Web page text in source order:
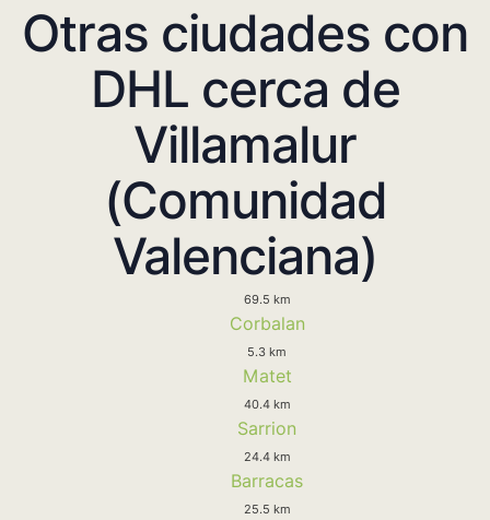
Otras ciudades con
DHL cerca de
Villamalur
(Comunidad
Valenciana)
69.5 km
Corbalan
5.3 km
Matet
40.4 km
Sarrion
24.4 km
Barracas
25.5 km